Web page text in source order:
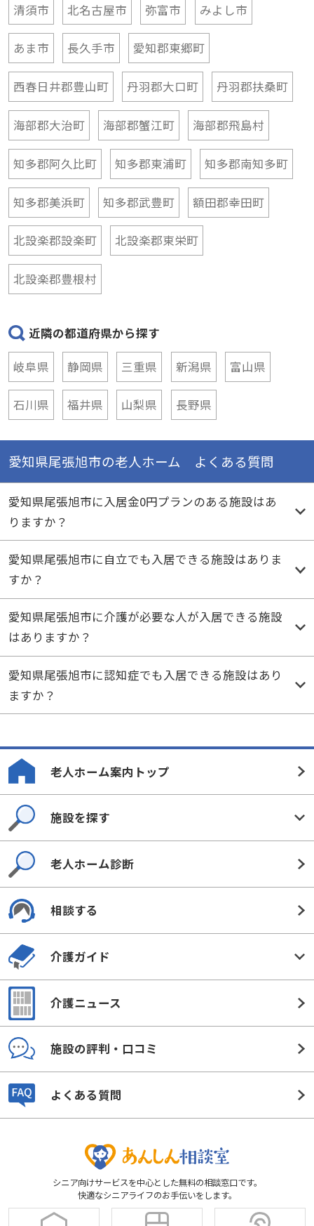
清須市 北名古屋市 弥富市 みよし市
あま市 長久手市 愛知郡東郷町
西春日井郡豊山町 丹羽郡大口町 丹羽郡扶桑町
海部郡大治町 海部郡蟹江町 海部郡飛島村
知多郡阿久比町 知多郡東浦町 知多郡南知多町
知多郡美浜町 知多郡武豊町 額田郡幸田町
北設楽郡設楽町 北設楽郡東栄町
北設楽郡豊根村
近隣の都道府県から探す
岐阜県
静岡県 三重県 新潟県 富山県
石川県 福井県 山梨県 長野県
愛知県尾張旭市の老人ホーム よくある質問
愛知県尾張旭市に入居金0円プランのある施設はあ
りますか？
愛知県尾張旭市に自立でも入居できる施設はありま
すか？
愛知県尾張旭市に介護が必要な人が入居できる施設
はありますか？
愛知県尾張旭市に認知症でも入居できる施設はあり
ますか？
老人ホーム案内トップ
施設を探す
老人ホーム診断
相談する
介護ガイド
介護ニュース
施設の評判・口コミ
よくある質問
シニア向けサービスを中心とした無料の相談窓口です。
快適なシニアライフのお手伝いをします。